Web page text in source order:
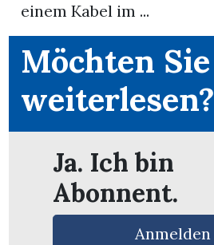
einem Kabel im ...
Möchten Sie
weiterlesen?
Ja. Ich bin
Abonnent.
Anmelden